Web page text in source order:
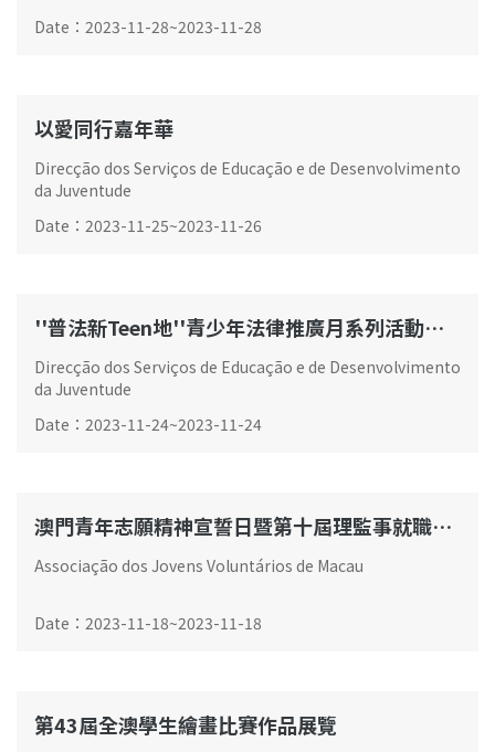
Date ： 2023-11-28~2023-11-28
以愛同行嘉年華
Direcção dos Serviços de Educação e de Desenvolvimento
da Juventude
Date ： 2023-11-25~2023-11-26
''普法新Teen地''青少年法律推廣月系列活動總結禮
Direcção dos Serviços de Educação e de Desenvolvimento
da Juventude
Date ： 2023-11-24~2023-11-24
澳門青年志願精神宣誓日暨第十屆理監事就職典禮
​Associação dos Jovens Voluntários de Macau
Date ： 2023-11-18~2023-11-18
第43屆全澳學生繪畫比賽作品展覽